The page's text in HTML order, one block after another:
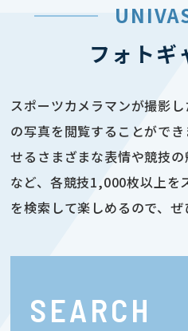
フォトギ
スポーツカメラマンが撮影
の写真を閲覧することがで
せるさまざまな表情や競技
など、各競技1,000枚以上を
を検索して楽しめるので、ぜ
SEARCH